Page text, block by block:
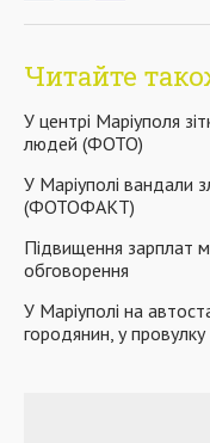
Читайте
У центрі Маріуполя
людей (ФОТО)
У Маріуполі вандали
(ФОТОФАКТ)
Підвищення зарплат
обговорення
У Маріуполі на
городянин, у